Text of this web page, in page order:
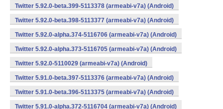
Twitter 5.92.0-beta.399-5113378 (armeabi-v7a) (Android)
Twitter 5.92.0-beta.398-5113377 (armeabi-v7a) (Android)
Twitter 5.92.0-alpha.374-5116706 (armeabi-v7a) (Android)
Twitter 5.92.0-alpha.373-5116705 (armeabi-v7a) (Android)
Twitter 5.92.0-5110029 (armeabi-v7a) (Android)
Twitter 5.91.0-beta.397-5113376 (armeabi-v7a) (Android)
Twitter 5.91.0-beta.396-5113375 (armeabi-v7a) (Android)
Twitter 5.91.0-alpha.372-5116704 (armeabi-v7a) (Android)